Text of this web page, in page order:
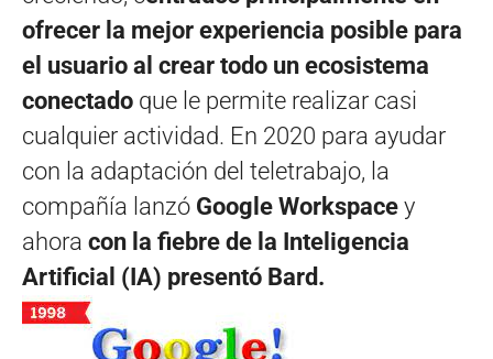
ofrecer la mejor experiencia posible para
el usuario al crear todo un ecosistema
conectado que le permite realizar casi
cualquier actividad. En 2020 para ayudar
con la adaptación del teletrabajo, la
compañía lanzó Google Workspace y
ahora con la fiebre de la Inteligencia
Artificial (IA) presentó Bard.